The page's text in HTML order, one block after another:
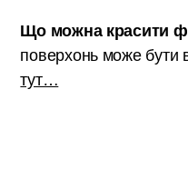
Що можна красити
поверхонь може бути
тут…